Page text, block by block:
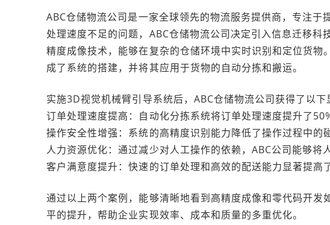
ABC仓储物流公司是一家全球领先的物流服务提供商，专注
处理速度不足的问题，ABC仓储物流公司决定引入信息迁移
精度成像技术，能够在复杂的仓储环境中实时识别和定位货物
成了系统的搭建，并将其应用于货物的自动分拣和搬运。
实施3D视觉机械臂引导系统后，ABC仓储物流公司获得了以下
订单处理速度提高：自动化分拣系统将订单处理速度提升了50%
操作安全性增强：系统的高精度识别能力降低了操作过程中的
人力资源优化：通过减少对人工操作的依赖，ABC公司能够将
客户满意度提升：快速的订单处理和高效的配送能力显著提高
通过以上两个案例，能够清晰地看到高精度成像和零代码开
平的提升，帮助企业实现效率、成本和质量的多重优化。